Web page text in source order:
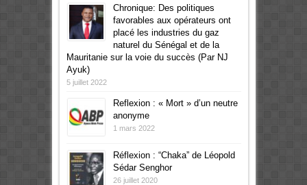
Chronique: Des politiques
favorables aux opérateurs ont
placé les industries du gaz
naturel du Sénégal et de la
Mauritanie sur la voie du succès (Par NJ
Ayuk)
5 juillet 2022
Reflexion : « Mort » d’un neutre
anonyme
1 mars 2022
Réflexion : “Chaka” de Léopold
Sédar Senghor
26 juillet 2020